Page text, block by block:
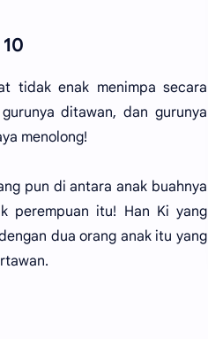
tidak enak menimpa secara
ditawan, dan gurunya
menolong!
pun di antara anak buahnya
perempuan itu! Han Ki yang
dua orang anak itu yang